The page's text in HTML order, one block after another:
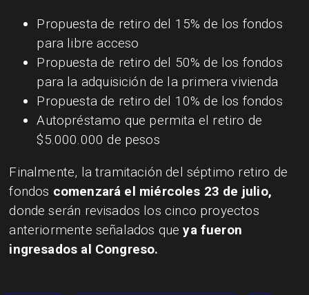
Propuesta de retiro del 15% de los fondos
para libre acceso
Propuesta de retiro del 50% de los fondos
para la adquisición de la primera vivienda
Propuesta de retiro del 10% de los fondos
Autopréstamo que permita el retiro de
$5.000.000 de pesos
Finalmente, la tramitación del séptimo retiro de
fondos comenzará el miércoles 23 de julio,
donde serán revisados los cinco proyectos
anteriormente señalados queya fueron
ingresados al Congreso.